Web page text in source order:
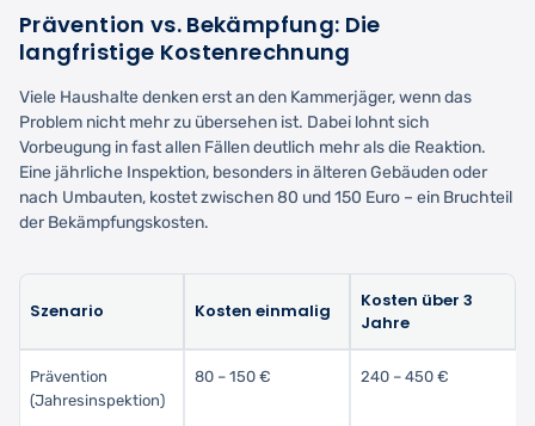
Prävention vs. Bekämpfung: Die
langfristige Kostenrechnung
Viele Haushalte denken erst an den Kammerjäger, wenn das
Problem nicht mehr zu übersehen ist. Dabei lohnt sich
Vorbeugung in fast allen Fällen deutlich mehr als die Reaktion.
Eine jährliche Inspektion, besonders in älteren Gebäuden oder
nach Umbauten, kostet zwischen 80 und 150 Euro – ein Bruchteil
der Bekämpfungskosten.
Szenario Kosten einmalig
Kosten über 3
Jahre
Prävention
(Jahresinspektion)
80 – 150 € 240 – 450 €